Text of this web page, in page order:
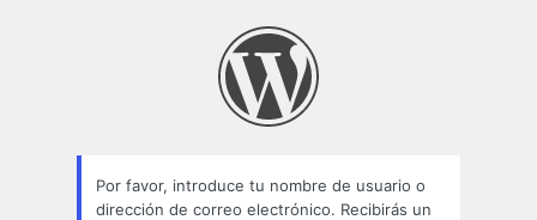
Por favor, introduce tu nombre de usuario o
dirección de correo electrónico. Recibirás un